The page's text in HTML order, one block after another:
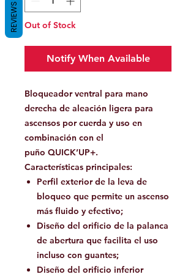
Out of Stock
Notify When Available
Bloqueador ventral para mano
derecha de aleación ligera para
ascensos por cuerda y uso en
combinación con el
puño QUICK’UP+.
Características principales:
Perfil exterior de la leva de
bloqueo que permite un ascenso
más fluido y efectivo;
Diseño del orificio de la palanca
de abertura que facilita el uso
incluso con guantes;
Diseño del orificio inferior
REVIEWS